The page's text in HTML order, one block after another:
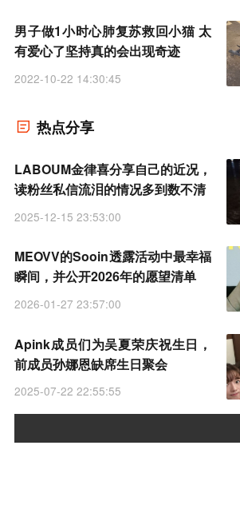
男子做1小时心肺复苏救回小猫 太
有爱心了坚持真的会出现奇迹
2022-10-22 14:30:45
热点分享
LABOUM金律喜分享自己的近况，
读粉丝私信流泪的情况多到数不清
2025-12-15 23:53:00
MEOVV的Sooin透露活动中最幸福
瞬间，并公开2026年的愿望清单
2026-01-27 23:57:00
Apink成员们为吴夏荣庆祝生日，
前成员孙娜恩缺席生日聚会
2025-07-22 22:55:55